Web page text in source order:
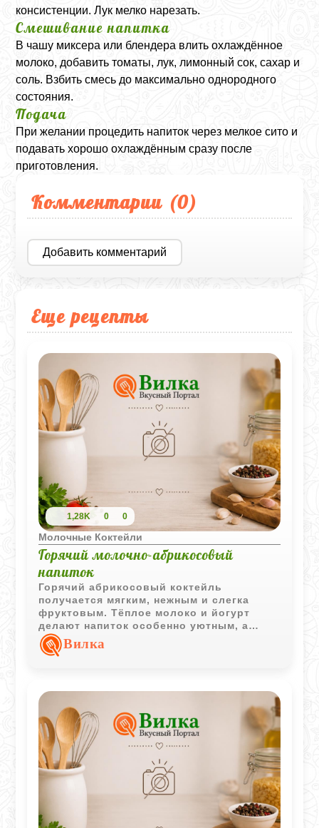
консистенции. Лук мелко нарезать.
Смешивание напитка
В чашу миксера или блендера влить охлаждённое
молоко, добавить томаты, лук, лимонный сок, сахар и
соль. Взбить смесь до максимально однородного
состояния.
Подача
При желании процедить напиток через мелкое сито и
подавать хорошо охлаждённым сразу после
приготовления.
Комментарии (0)
Добавить комментарий
Еще рецепты
1,28K 0 0
Молочные Коктейли
Горячий молочно-абрикосовый
напиток
Горячий абрикосовый коктейль
получается мягким, нежным и слегка
фруктовым. Тёплое молоко и йогурт
делают напиток особенно уютным, а
абрикосовый сок добавляет приятную
сладкую кислинку.
Вилка